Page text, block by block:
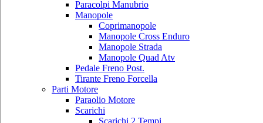
Paracolpi Manubrio
Manopole
Coprimanopole
Manopole Cross Enduro
Manopole Strada
Manopole Quad Atv
Pedale Freno Post.
Tirante Freno Forcella
Parti Motore
Paraolio Motore
Scarichi
Scarichi 2 Tempi